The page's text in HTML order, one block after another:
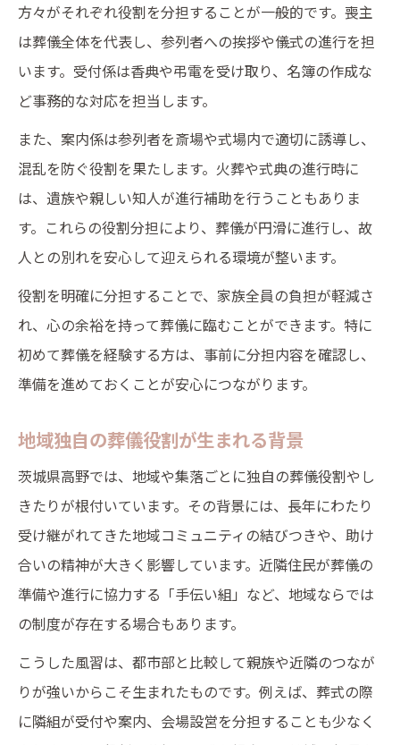
家族で確認したい葬儀進行の要点まとめ
家族を支える葬儀の役割とポイント
家族が担う葬儀役割の実際と心得
役割分担で家族の負担を軽減する方法
家族の想いを形にする葬儀の進め方
役割分担で安心できる葬儀を叶える方法
葬儀役割分担のコツと実践ポイント
安心感につながる葬儀の役割整理術
家族や親族の役割決めで注意すべき点
葬儀進行を円滑にする分担の工夫
地域の風習が生きる葬儀進行のコツ
地域風習を尊重した葬儀進行の心得
高野ならではの葬儀役割活用法
伝統と現代をつなぐ葬儀の進め方
地域独自のしきたりが葬儀に与える影響
葬儀役割で気を付けたい風習のポイント
葬儀マナーと役割分担の基礎知識
安心感を高める葬儀役割の配慮方法
方々がそれぞれ役割を分担することが一般的です。喪主
は葬儀全体を代表し、参列者への挨拶や儀式の進行を担
います。受付係は香典や弔電を受け取り、名簿の作成な
ど事務的な対応を担当します。
また、案内係は参列者を斎場や式場内で適切に誘導し、
混乱を防ぐ役割を果たします。火葬や式典の進行時に
は、遺族や親しい知人が進行補助を行うこともありま
す。これらの役割分担により、葬儀が円滑に進行し、故
人との別れを安心して迎えられる環境が整います。
役割を明確に分担することで、家族全員の負担が軽減さ
れ、心の余裕を持って葬儀に臨むことができます。特に
初めて葬儀を経験する方は、事前に分担内容を確認し、
準備を進めておくことが安心につながります。
地域独自の葬儀役割が生まれる背景
茨城県高野では、地域や集落ごとに独自の葬儀役割やし
きたりが根付いています。その背景には、長年にわたり
受け継がれてきた地域コミュニティの結びつきや、助け
合いの精神が大きく影響しています。近隣住民が葬儀の
準備や進行に協力する「手伝い組」など、地域ならでは
の制度が存在する場合もあります。
こうした風習は、都市部と比較して親族や近隣のつなが
りが強いからこそ生まれたものです。例えば、葬式の際
に隣組が受付や案内、会場設営を分担することも少なく